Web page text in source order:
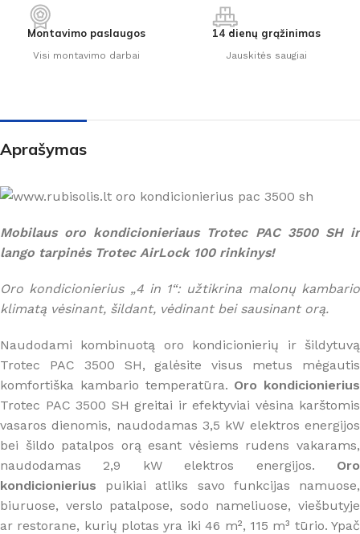
Montavimo paslaugos
Visi montavimo darbai
14 dienų grąžinimas
Jauskitės saugiai
Aprašymas
Mobilaus oro kondicionieriaus Trotec PAC 3500 SH ir
lango tarpinės Trotec AirLock 100 rinkinys!
Oro kondicionierius „4 in 1“: užtikrina malonų kambario
klimatą vėsinant, šildant, vėdinant bei sausinant orą.
Naudodami kombinuotą oro kondicionierių ir šildytuvą
Trotec PAC 3500 SH, galėsite visus metus mėgautis
komfortiška kambario temperatūra. Oro kondicionierius
Trotec PAC 3500 SH greitai ir efektyviai vėsina karštomis
vasaros dienomis, naudodamas 3,5 kW elektros energijos
bei šildo patalpos orą esant vėsiems rudens vakarams,
naudodamas 2,9 kW elektros energijos. Oro
kondicionierius puikiai atliks savo funkcijas namuose,
biuruose, verslo patalpose, sodo nameliuose, viešbutyje
ar restorane, kurių plotas yra iki 46 m², 115 m³ tūrio. Ypač